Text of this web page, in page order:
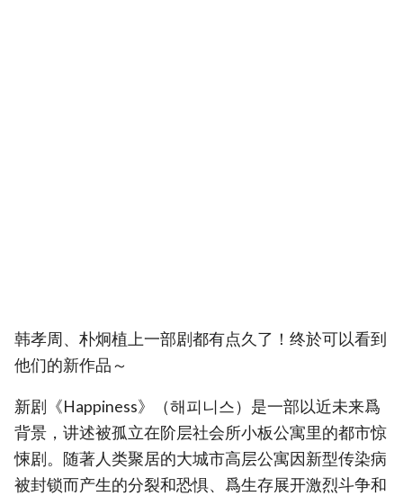
韩孝周、朴炯植上一部剧都有点久了！终於可以看到
他们的新作品～
新剧《Happiness》（해피니스）是一部以近未来爲
背景，讲述被孤立在阶层社会所小板公寓里的都市惊
悚剧。随著人类聚居的大城市高层公寓因新型传染病
被封锁而产生的分裂和恐惧、爲生存展开激烈斗争和